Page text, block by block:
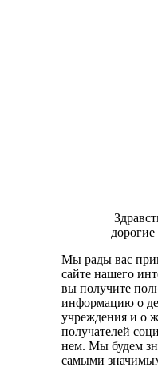
дорогие
Мы рады вас
сайте нашего
вы получите
информацию о
учреждения и о
получателей
нем. Мы будем
самыми